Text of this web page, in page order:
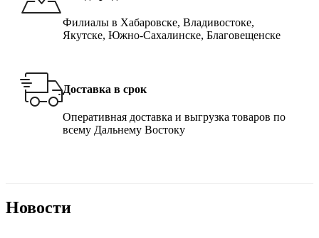
Филиалы в Хабаровске, Владивостоке,
Якутске, Южно-Сахалинске, Благовещенске
Доставка в срок
Оперативная доставка и выгрузка товаров по
всему Дальнему Востоку
Новости